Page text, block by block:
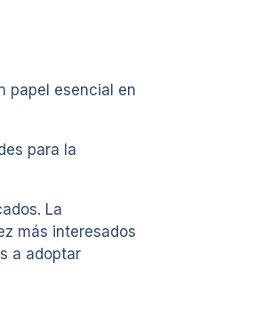
papel esencial en
para la
La
más interesados
a adoptar